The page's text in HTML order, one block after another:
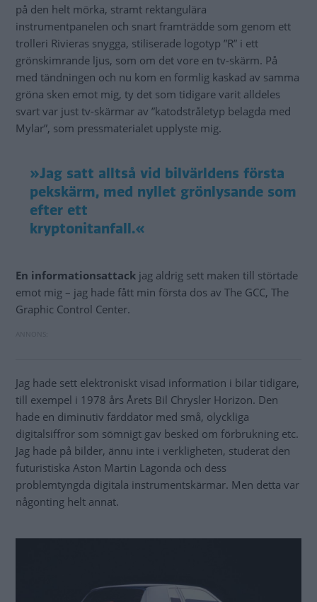
på den helt mörka, stramt rektangulära
instrumentpanelen och snart framträdde som genom ett
trolleri Rivieras snygga, stiliserade logotyp ”R” i ett
grönskimrande ljus, som om det vore en tv-skärm. På
med tändningen och nu kom en formlig kaskad av samma
gröna sken emot mig, ty det som tidigare varit alldeles
svart var just tv-skärmar av ”katodstråletyp belagda med
Mylar”, som pressmaterialet upplyste mig.
»Jag satt alltså vid bilvärldens första
pekskärm, med nyllet grönlysande som
efter ett
kryptonitanfall.«
En informationsattack jag aldrig sett maken till störtade
emot mig – jag hade fått min första dos av The GCC, The
Graphic Control Center.
Jag hade sett elektroniskt visad information i bilar tidigare,
till exempel i 1978 års Årets Bil Chrysler Horizon. Den
hade en diminutiv färddator med små, olyckliga
digitalsiffror som sömnigt gav besked om förbrukning etc.
Jag hade på bilder, ännu inte i verkligheten, studerat den
futuristiska Aston Martin Lagonda och dess
problemtyngda digitala instrumentskärmar. Men detta var
någonting helt annat.